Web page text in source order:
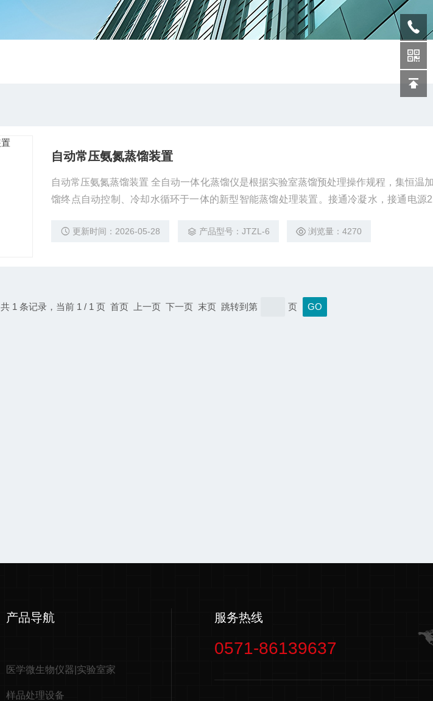
自动常压氨氮蒸馏装置
自动常压氨氮蒸馏装置 全自动一体化蒸馏仪是根据实验室蒸馏预处理操作规程，集恒温
馏终点自动控制、冷却水循环于一体的新型智能蒸馏处理装置。接通冷凝水，接通电源
更新时间：2026-05-28 产品型号：JTZL-6 浏览量：4270
共 1 条记录，当前 1 / 1 页 首页 上一页 下一页 末页 跳转到第 页
产品导航
医学微生物仪器|实验室家
样品处理设备
服务热线
0571-86139637